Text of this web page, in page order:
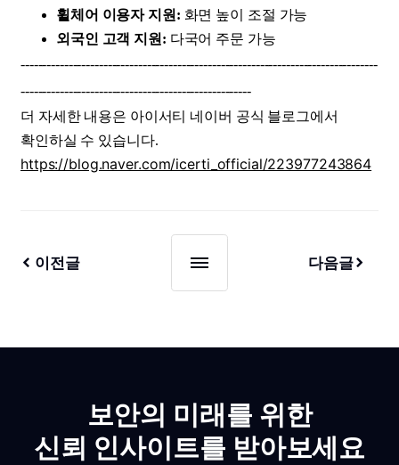
휠체어 이용자 지원: 화면 높이 조절 가능
외국인 고객 지원: 다국어 주문 가능
----------------------------------------------------------------------------------
-----------------------------------------------------
더 자세한 내용은 아이서티 네이버 공식 블로그에서
확인하실 수 있습니다.
https://blog.naver.com/icerti_official/223977243864
이전글 다음글
보안의 미래를 위한
신뢰 인사이트를 받아보세요